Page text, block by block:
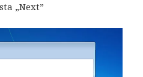
„Next”